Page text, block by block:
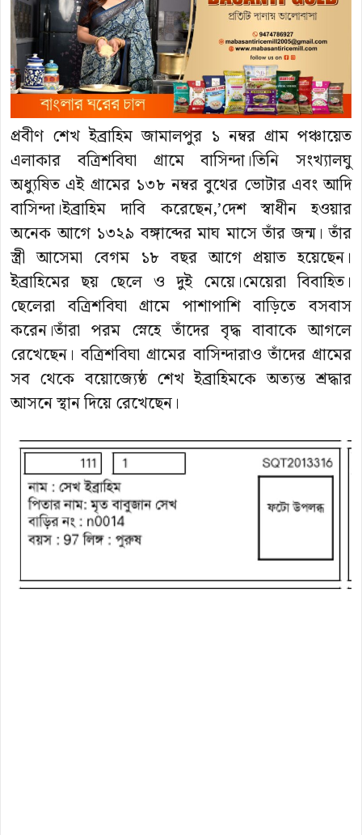
প্রবীণ শেখ ইব্রাহিম জামালপুর ১ নম্বর গ্রাম পঞ্চায়েত
এলাকার বত্রিশবিঘা গ্রামে বাসিন্দা।তিনি সংখ্যালঘু
অধ্যুষিত এই গ্রামের ১৩৮ নম্বর বুথের ভোটার এবং আদি
বাসিন্দা।ইব্রাহিম দাবি করেছেন,’দেশ স্বাধীন হওয়ার
অনেক আগে ১৩২৯ বঙ্গাব্দের মাঘ মাসে তাঁর জন্ম। তাঁর
স্ত্রী আসেমা বেগম ১৮ বছর আগে প্রয়াত হয়েছেন।
ইব্রাহিমের ছয় ছেলে ও দুই মেয়ে।মেয়েরা বিবাহিত।
ছেলেরা বত্রিশবিঘা গ্রামে পাশাপাশি বাড়িতে বসবাস
করেন।তাঁরা পরম স্নেহে তাঁদের বৃদ্ধ বাবাকে আগলে
রেখেছেন। বত্রিশবিঘা গ্রামের বাসিন্দারাও তাঁদের গ্রামের
সব থেকে বয়োজ্যেষ্ঠ শেখ ইব্রাহিমকে অত্যন্ত শ্রদ্ধার
আসনে স্থান দিয়ে রেখেছেন।